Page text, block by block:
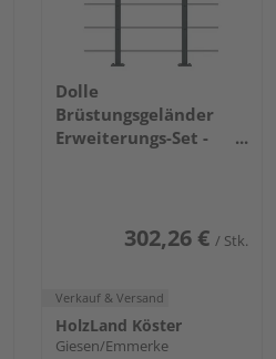
Dolle
Brüstungsgeländer
Erweiterungs-Set -
302,26 € / Stk.
Verkauf & Versand
HolzLand Köster
Giesen/Emmerke